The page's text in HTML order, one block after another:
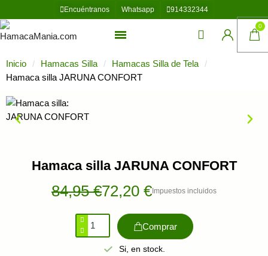
Encuéntranos Whatsapp 914332344
Inicio Hamacas Silla
Hamacas Silla de Tela
Hamaca silla JARUNA CONFORT
Hamaca silla JARUNA CONFORT
84,95 €72,20 € Impuestos incluidos
Comprar
Si, en stock.